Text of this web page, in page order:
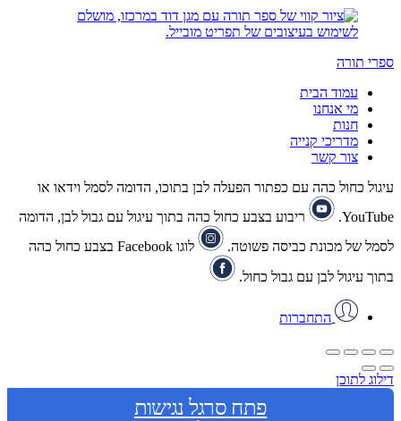
ספרי תורה
עמוד הבית
מי אנחנו
חנות
מדריכי קנייה
צור קשר
עיגול כחול כהה עם כפתור הפעלה לבן בתוכו, הדומה לסמל וידאו או
YouTube.
ריבוע בצבע כחול כהה בתוך עיגול עם גבול לבן, הדומה
לסמל של מכונת כביסה פשוטה.
לוגו Facebook בצבע כחול כהה
בתוך עיגול לבן עם גבול כחול.
התחברות
דילוג לתוכן
פתח סרגל נגישות